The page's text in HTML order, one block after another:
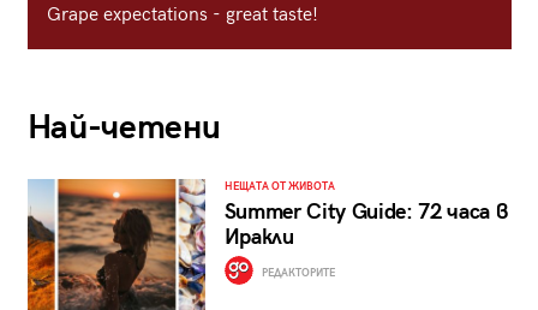
Grape expectations - great taste!
Най-четени
НЕЩАТА ОТ ЖИВОТА
Summer City Guide: 72 часа в
Иракли
РЕДАКТОРИТЕ